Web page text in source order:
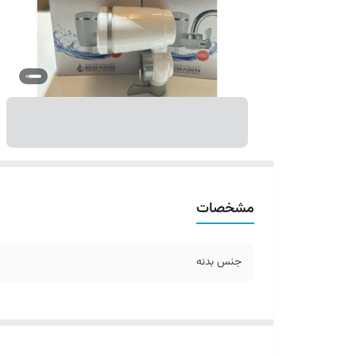
مشخصات
جنس بدنه